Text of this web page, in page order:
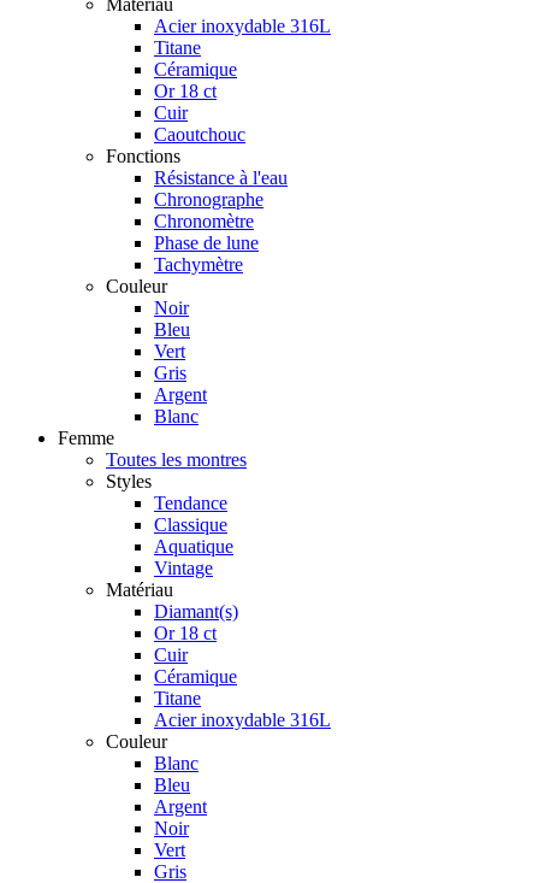
Acier inoxydable 316L
Titane
Céramique
Or 18 ct
Cuir
Caoutchouc
Fonctions
Résistance à l'eau
Chronographe
Chronomètre
Phase de lune
Tachymètre
Couleur
Noir
Bleu
Vert
Gris
Argent
Blanc
Femme
Toutes les montres
Styles
Tendance
Classique
Aquatique
Vintage
Matériau
Diamant(s)
Or 18 ct
Cuir
Céramique
Titane
Acier inoxydable 316L
Couleur
Blanc
Bleu
Argent
Noir
Vert
Gris